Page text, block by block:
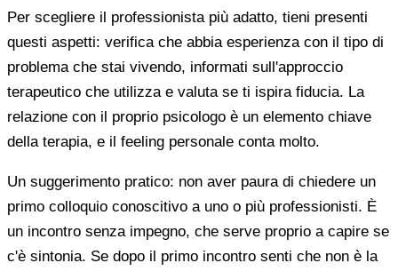
Per scegliere il professionista più adatto, tieni presenti
questi aspetti: verifica che abbia esperienza con il tipo di
problema che stai vivendo, informati sull'approccio
terapeutico che utilizza e valuta se ti ispira fiducia. La
relazione con il proprio psicologo è un elemento chiave
della terapia, e il feeling personale conta molto.
Un suggerimento pratico: non aver paura di chiedere un
primo colloquio conoscitivo a uno o più professionisti. È
un incontro senza impegno, che serve proprio a capire se
c'è sintonia. Se dopo il primo incontro senti che non è la